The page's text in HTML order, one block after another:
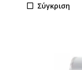
Σύγκριση